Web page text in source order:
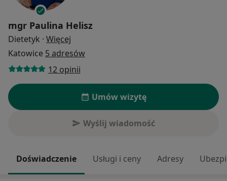
mgr Paulina Helisz
Dietetyk · Więcej
Katowice 5 adresów
12 opinii
Umów wizytę
Wyślij wiadomość
Doświadczenie Usługi i ceny Adresy